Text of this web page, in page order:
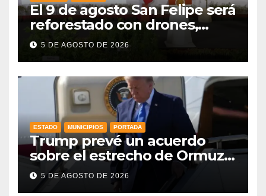
El 9 de agosto San Felipe será
reforestado con drones,
como parte de la Jornada
Nacional a la que se suma
5 DE AGOSTO DE 2026
ESTADO MUNICIPIOS PORTADA
Trump prevé un acuerdo
sobre el estrecho de Ormuz
esta misma semana
5 DE AGOSTO DE 2026